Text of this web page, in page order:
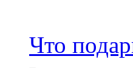
Что